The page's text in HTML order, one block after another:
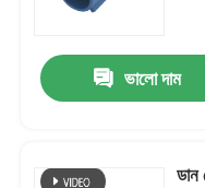
কারখানা ভ্রমণ
মান নিয়ন্ত্রণ
ভালো দাম